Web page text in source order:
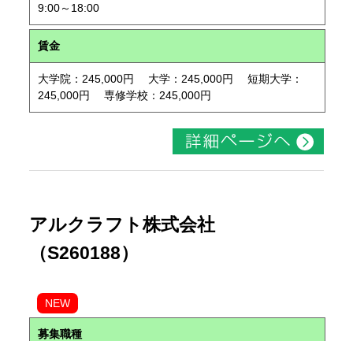
9:00～18:00
賃金
大学院：245,000円 大学：245,000円 短期大学：
245,000円 専修学校：245,000円
アルクラフト株式会社
（S260188）
NEW
募集職種